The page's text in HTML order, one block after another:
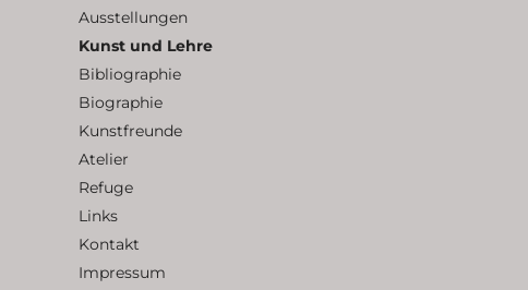
Ausstellungen
Kunst und Lehre
Bibliographie
Biographie
Kunstfreunde
Atelier
Refuge
Links
Kontakt
Impressum